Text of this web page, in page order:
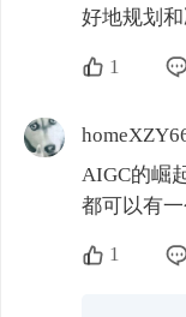
好地规划和
1
AIGC的崛
都可以有
1